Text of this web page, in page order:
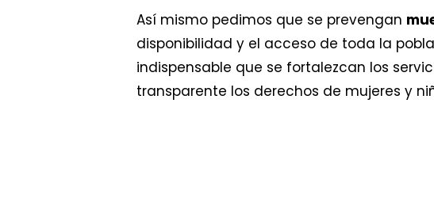
Así mismo pedimos que se prevengan
disponibilidad y el acceso de toda la
indispensable que se fortalezcan los
transparente los derechos de mujeres y